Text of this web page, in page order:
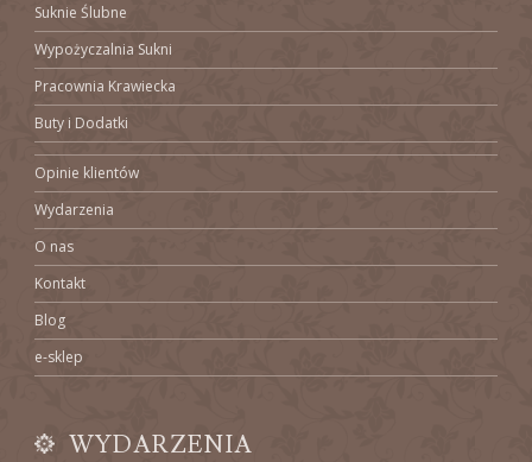
Suknie Ślubne
Wypożyczalnia Sukni
Pracownia Krawiecka
Buty i Dodatki
Opinie klientów
Wydarzenia
O nas
Kontakt
Blog
e-sklep
WYDARZENIA